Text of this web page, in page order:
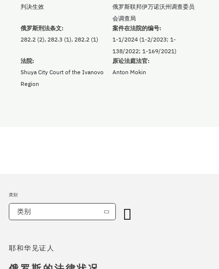
判决生效
俄罗斯联邦伊万诺沃州调查委员
会调查局
俄罗斯刑法条文:
282.2 (2), 282.3 (1), 282.2 (1)
案件在法院的编号:
1-1/2024 (1-2/2023; 1-
138/2022; 1-169/2021)
法院:
Shuya City Court of the Ivanovo
Region
原讼法庭法官:
Anton Mokin
耶和华见证人
类别
类别